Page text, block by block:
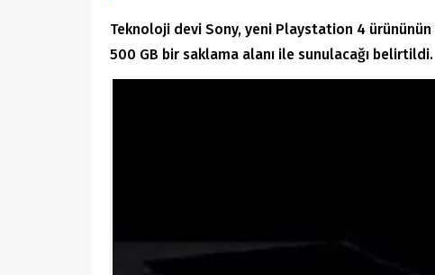
Teknoloji devi Sony, yeni Playstation 4 ürününün
500 GB bir saklama alanı ile sunulacağı belirtildi.